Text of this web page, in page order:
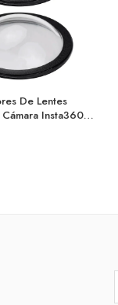
De Lentes
Cámara Insta360